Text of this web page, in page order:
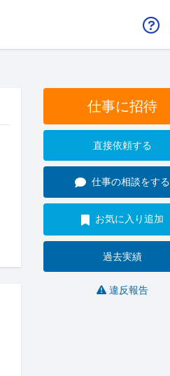
仕事に招待
直接依頼する
仕事の相談をする
お気に入り追加
過去実績
違反報告